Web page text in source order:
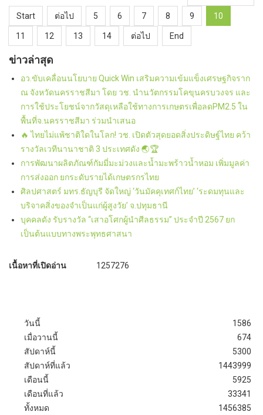
Start ต่อไป 5 6 7 8 9 10
11 12 13 14 ต่อไป End
ข่าวล่าสุด
อว.ขับเคลื่อนนโยบาย Quick Win เสริมความเข้มแข็งเศรษฐกิจราก
ณ จังหวัดนครราชสีมา โดย วช. นำนวัตกรรมโคขุนครบวงจร และ
การใช้ประโยชน์จากวัสดุเหลือใช้ทางการเกษตรเพื่อลดPM2.5 ใน
พื้นที่จ.นครราชสีมา ร่วมนำเสนอ
🔥 ไทยไม่แพ้ชาติใดในโลก! วช. เปิดตัวสุดยอดสิ่งประดิษฐ์ไทย คว้า
รางวัลเวทีนานาชาติ 3 ประเทศดัง 🌏🏆
การพัฒนาผลิตภัณฑ์กัมมี่มะม่วงและน้ำมะพร้าวน้ำหอม เพิ่มมูลค่า
การส่งออก ยกระดับรายได้เกษตรกรไทย
ศิลปศาสตร์ มทร.ธัญบุรี จัดใหญ่ ‘วันมัคคุเทศก์ไทย’ ‘ระดมทุนและ
บริจาคสิ่งของจำเป็นแก่ผู้สูงวัย’ จ.ปทุมธานี
บุคคลดัง รับรางวัล “เสาอโศกผู้นำศีลธรรม” ประจำปี 2567 ยก
เป็นต้นแบบทางพระพุทธศาสนา
เนื้อหาที่เปิดอ่าน 1257276
วันนี้
เมื่อวานนี้
สัปดาห์นี้
สัปดาห์ที่แล้ว
เดือนนี้
เดือนที่แล้ว
ทั้งหมด
1586
674
5300
1443999
5925
33341
1456385